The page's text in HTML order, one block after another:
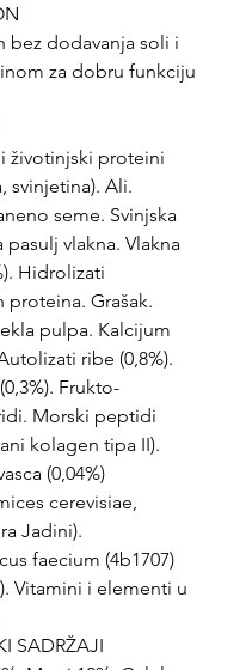
bez dodavanja soli i
za dobru funkciju
životinjski proteini
svinjetina). Ali.
seme. Svinjska
pasulj vlakna. Vlakna
Hidrolizati
proteina. Grašak.
pulpa. Kalcijum
ribe (0,8%).
Frukto-
Morski peptidi
kolagen tipa II).
(0,04%)
cerevisiae,
Jadini).
faecium (4b1707)
Vitamini i elementi u
SADRŽAJI